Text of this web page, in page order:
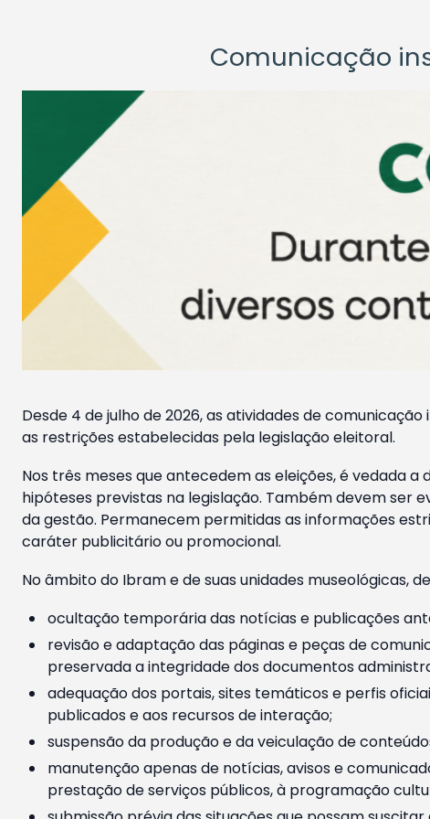
Comunicação
Desde 4 de julho de 2026, as atividades de
as restrições estabelecidas pela legislação eleitoral.
Nos três meses que antecedem as eleições, é vedada
hipóteses previstas na legislação. Também devem ser
da gestão. Permanecem permitidas as informações
caráter publicitário ou promocional.
No âmbito do Ibram e de suas unidades museológicas,
ocultação temporária das notícias e publicações
revisão e adaptação das páginas e peças de
preservada a integridade dos documentos
adequação dos portais, sites temáticos e perfis
publicados e aos recursos de interação;
suspensão da produção e da veiculação de
manutenção apenas de notícias, avisos e
prestação de serviços públicos, à programação